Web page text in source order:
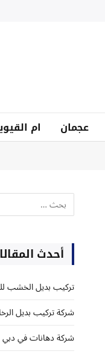
عجمان ام
أحدث
تركيب بديل الخشب
شركة تركيب بديل الرخام
شركة دهانات في دبي